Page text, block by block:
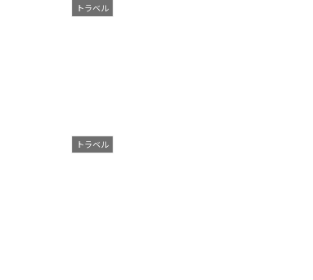
トラベル
トラベル